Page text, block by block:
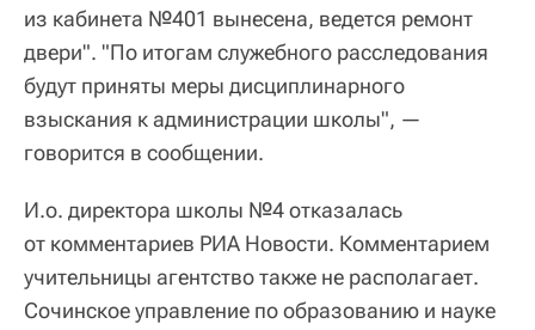
из кабинета №401 вынесена, ведется ремонт
двери". "По итогам служебного расследования
будут приняты меры дисциплинарного
взыскания к администрации школы", —
говорится в сообщении.
И.о. директора школы №4 отказалась
от комментариев РИА Новости. Комментарием
учительницы агентство также не располагает.
Сочинское управление по образованию и науке